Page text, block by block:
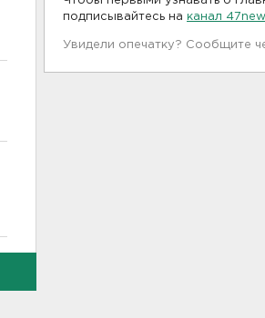
подписывайтесь на канал
Увидели опечатку? Сообщите